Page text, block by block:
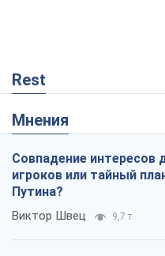
Rest
Мнения
Совпадение интересов
игроков или тайный
Путина?
Виктор Швец 9,7 т.